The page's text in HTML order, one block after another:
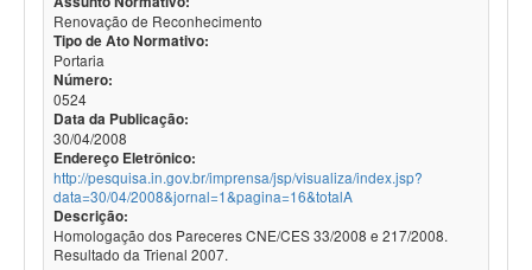
Renovação de Reconhecimento
Tipo de Ato Normativo:
Portaria
Número:
0524
Data da Publicação:
30/04/2008
Endereço Eletrônico:
http://pesquisa.in.gov.br/imprensa/jsp/visualiza/index.jsp?
data=30/04/2008&jornal=1&pagina=16&totalA
Descrição:
Homologação dos Pareceres CNE/CES 33/2008 e 217/2008.
Resultado da Trienal 2007.